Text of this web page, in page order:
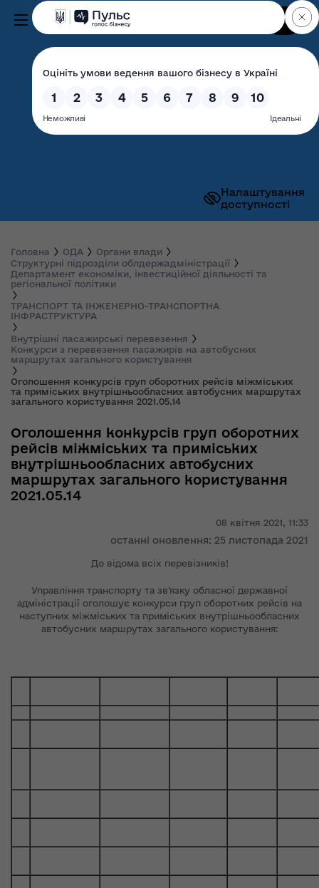
Налаштування
доступності
Волинська обласна
державна адміністрація
Головна ОДА
Органи влади
Структурні підрозділи облдержадміністрації
Департамент економіки, інвестиційної діяльності та
регіональної політики
ТРАНСПОРТ ТА ІНЖЕНЕРНО-ТРАНСПОРТНА
ІНФРАСТРУКТУРА
Внутрішні пасажирські перевезення
Конкурси з перевезення пасажирів на автобусних
маршрутах загального користування
Оголошення конкурсів груп оборотних рейсів міжміських
та приміських внутрішньообласних автобусних маршрутах
загального користування 2021.05.14
08 квітня 2021, 11:33
останні оновлення: 25 листопада 2021
Оголошення конкурсів груп оборотних
рейсів міжміських та приміських
внутрішньообласних автобусних
маршрутах загального користування
2021.05.14
До відома всіх перевізників!
Управління транспорту та зв’язку обласної державної
адміністрації оголошує конкурси груп оборотних рейсів на
наступних міжміських та приміських внутрішньообласних
автобусних маршрутах загального користування: